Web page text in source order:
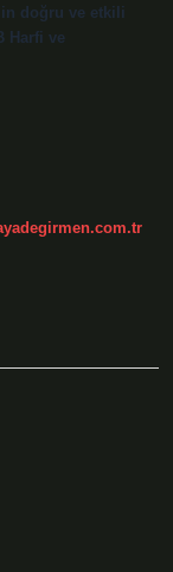
doğru ve etkili
Harfi ve